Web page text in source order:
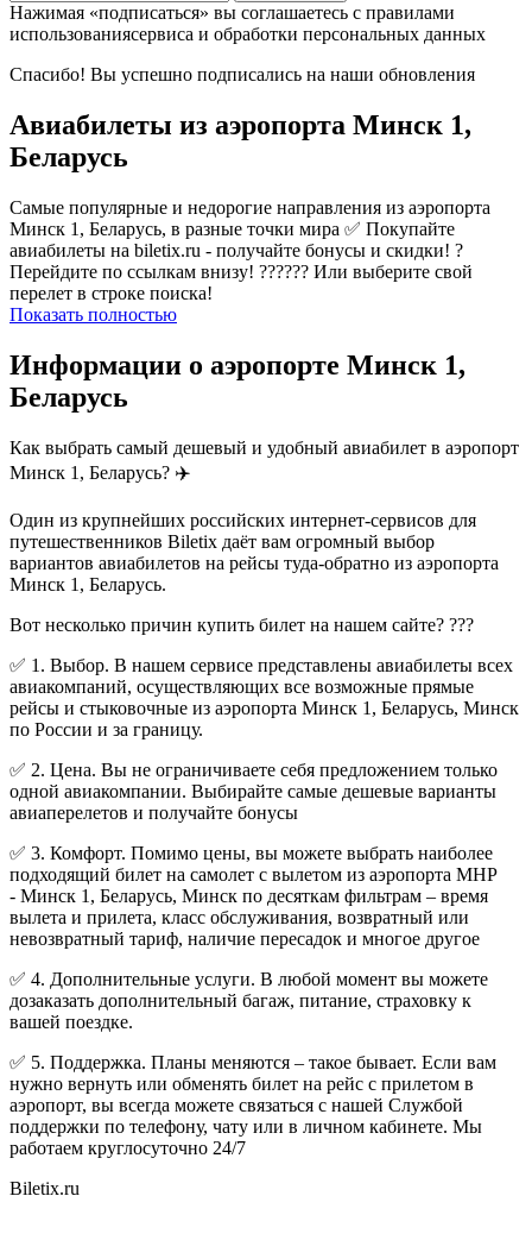
Нажимая «подписаться» вы соглашаетесь с правилами
использованиясервиса и обработки персональных данных
Спасибо! Вы успешно подписались на наши обновления
Авиабилеты из аэропорта Минск 1,
Беларусь
Самые популярные и недорогие направления из аэропорта
Минск 1, Беларусь, в разные точки мира ✅ Покупайте
авиабилеты на biletix.ru - получайте бонусы и скидки! ?
Перейдите по ссылкам внизу! ?????? Или выберите свой
перелет в строке поиска!
Показать полностью
Информации о аэропорте Минск 1,
Беларусь
Как выбрать самый дешевый и удобный авиабилет в аэропорт
Минск 1, Беларусь? ✈️
Один из крупнейших российских интернет-сервисов для
путешественников Biletix даёт вам огромный выбор
вариантов авиабилетов на рейсы туда-обратно из аэропорта
Минск 1, Беларусь.
Вот несколько причин купить билет на нашем сайте? ???
✅ 1. Выбор. В нашем сервисе представлены авиабилеты всех
авиакомпаний, осуществляющих все возможные прямые
рейсы и стыковочные из аэропорта Минск 1, Беларусь, Минск
по России и за границу.
✅ 2. Цена. Вы не ограничиваете себя предложением только
одной авиакомпании. Выбирайте самые дешевые варианты
авиаперелетов и получайте бонусы
✅ 3. Комфорт. Помимо цены, вы можете выбрать наиболее
подходящий билет на самолет с вылетом из аэропорта MHP
- Минск 1, Беларусь, Минск по десяткам фильтрам – время
вылета и прилета, класс обслуживания, возвратный или
невозвратный тариф, наличие пересадок и многое другое
✅ 4. Дополнительные услуги. В любой момент вы можете
дозаказать дополнительный багаж, питание, страховку к
вашей поездке.
✅ 5. Поддержка. Планы меняются – такое бывает. Если вам
нужно вернуть или обменять билет на рейс с прилетом в
аэропорт, вы всегда можете связаться с нашей Службой
поддержки по телефону, чату или в личном кабинете. Мы
работаем круглосуточно 24/7
Biletix.ru